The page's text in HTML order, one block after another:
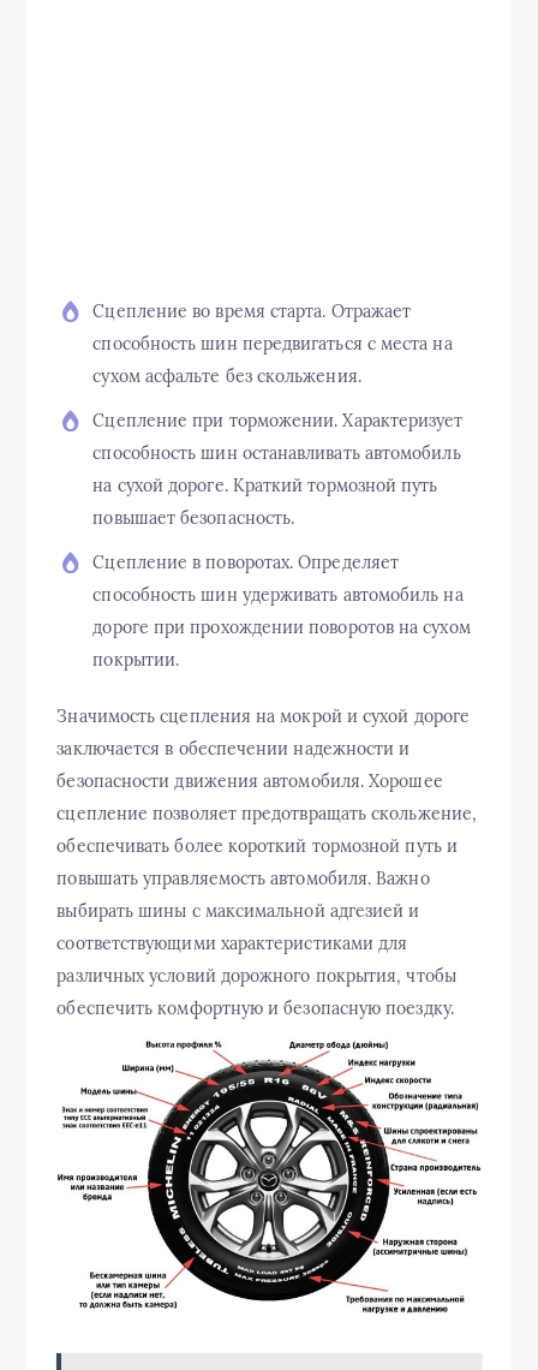
Сцепление во время старта. Отражает
способность шин передвигаться с места на
сухом асфальте без скольжения.
Сцепление при торможении. Характеризует
способность шин останавливать автомобиль
на сухой дороге. Краткий тормозной путь
повышает безопасность.
Сцепление в поворотах. Определяет
способность шин удерживать автомобиль на
дороге при прохождении поворотов на сухом
покрытии.
Значимость сцепления на мокрой и сухой дороге
заключается в обеспечении надежности и
безопасности движения автомобиля. Хорошее
сцепление позволяет предотвращать скольжение,
обеспечивать более короткий тормозной путь и
повышать управляемость автомобиля. Важно
выбирать шины с максимальной адгезией и
соответствующими характеристиками для
различных условий дорожного покрытия, чтобы
обеспечить комфортную и безопасную поездку.